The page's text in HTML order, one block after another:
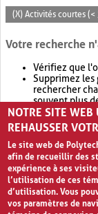
(X) Activités courtes
Votre recherche
Vérifiez que
Supprimez
rechercher
souvent plus
Envisagez
retournera
NOTRE SITE
REHAUSSER
Le site web de
afin de recueillir des
expérience à ses
l’utilisation de ces
d’utilisation. Vous
vos paramètres de